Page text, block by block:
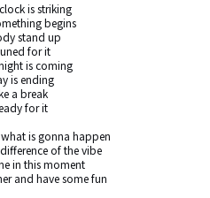
is striking
begins
stand up
for it
is coming
is ending
a break
for it
is gonna happen
of the vibe
in this moment
and have some fun